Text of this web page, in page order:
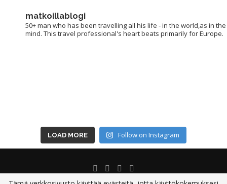
matkoillablogi
50+ man who has been travelling all his life - in the world,as in the
mind. This travel professional's heart beats primarily for Europe.
LOAD MORE Follow on Instagram